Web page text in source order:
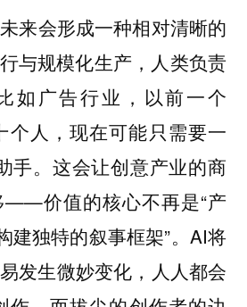
来会形成一种相对清晰的
与规模化生产，人类负责
如广告行业，以前一个
个人，现在可能只需要一
手。这会让创意产业的商
——价值的核心不再是“产
建独特的叙事框架”。AI将
发生微妙变化，人人都会